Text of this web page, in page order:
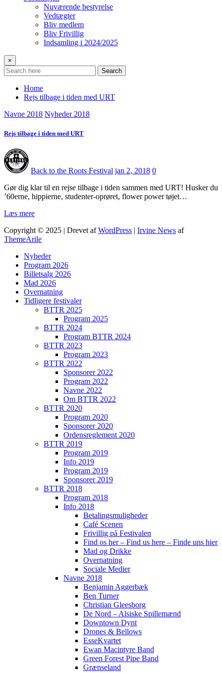
Nuværende bestyrelse
Vedtægter
Bliv medlem
Bliv Frivillig
Indsamling i 2024/2025
×
Search
Home
Rejs tilbage i tiden med URT
Navne 2018 Nyheder 2018
Rejs tilbage i tiden med URT
Back to the Roots Festival jan 2, 2018 0
Gør dig klar til en rejse tilbage i tiden sammen med URT! Husker du
’60erne, hippierne, studenter-oprøret, flower power tøjet…
Læs mere
Copyright © 2025 | Drevet afWordPress | Irvine News af
ThemeArile
Nyheder
Program 2026
Billetsalg 2026
Mad 2026
Overnatning
Tidligere festivaler
BTTR 2025
Program 2025
BTTR 2024
Program BTTR 2024
BTTR 2023
Program 2023
BTTR 2022
Sponsorer 2022
Program 2022
Navne 2022
Om BTTR 2022
BTTR 2020
Program 2020
Sponsorer 2020
Ordensreglement 2020
BTTR 2019
Program 2019
Info 2019
Program 2019
Sponsorer 2019
BTTR 2018
Program 2018
Info 2018
Betalingsmuligheder
Café Scenen
Frivillig på Festivalen
Find os her – Find us here – Finde uns hier
Mad og Drikke
Overnatning
Sociale Medier
Navne 2018
Benjamin Aggerbæk
Ben Turner
Christian Gleesborg
De Nord – Alsiske Spillemænd
Downtown Dynt
Drones & Bellows
EsseKvartet
Ewan Macintyre Band
Green Forest Pipe Band
Grænseland